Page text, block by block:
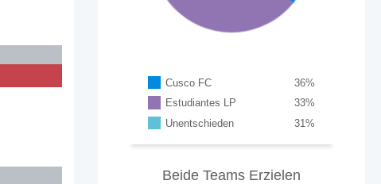
Cusco FC %
36
Estudiantes LP
%
33
Unentschieden
%
31
Beide Teams Erzielen